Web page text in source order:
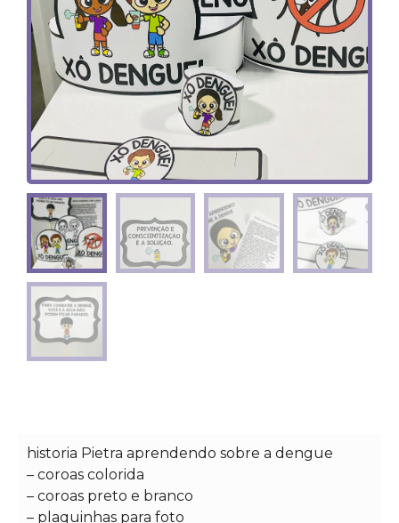
historia Pietra aprendendo sobre a dengue
– coroas colorida
– coroas preto e branco
– plaquinhas para foto